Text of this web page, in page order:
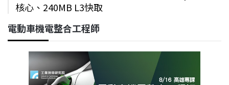
核心、240MB L3快取
電動車機電整合工程師